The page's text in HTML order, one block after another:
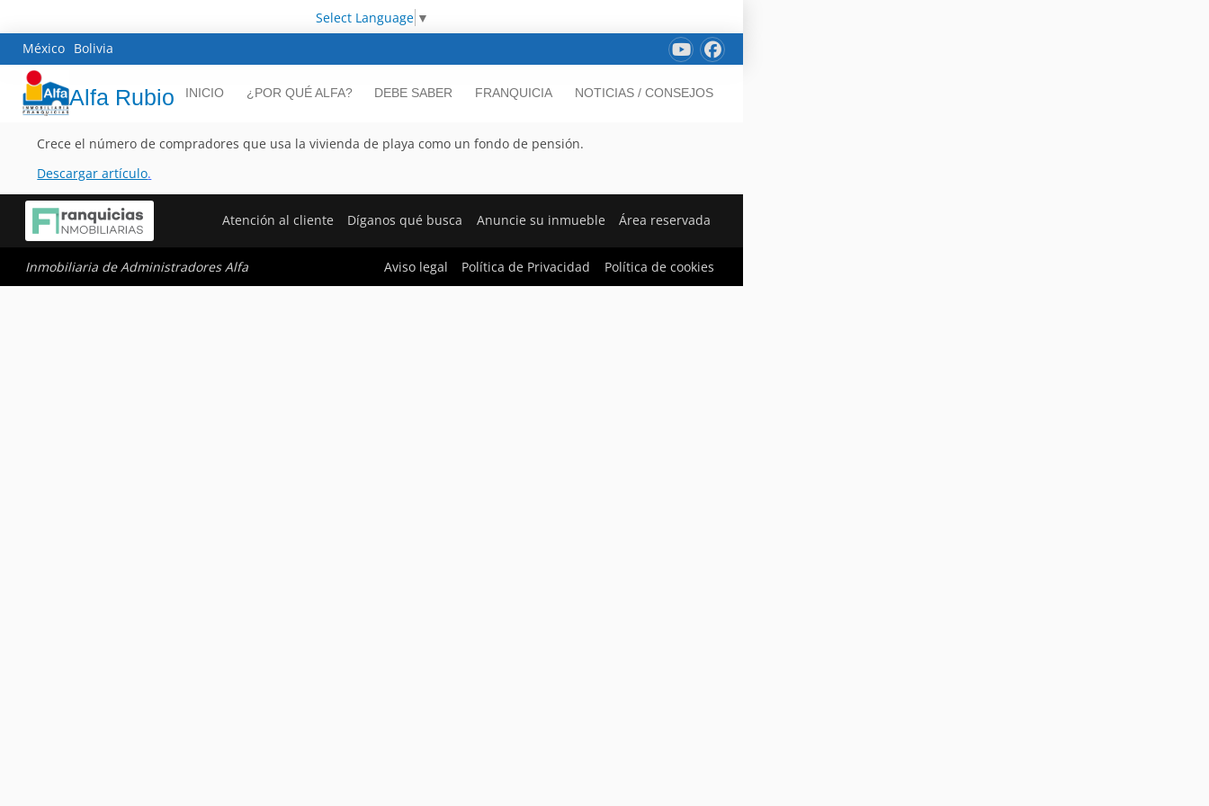
Select Language ▼
México Bolivia
Alfa Rubio INICIO ¿POR QUÉ ALFA? DEBE SABER FRANQUICIA NOTICIAS / CONSEJOS
Crece el número de compradores que usa la vivienda de playa como un fondo de pensión.
Descargar artículo.
Atención al cliente Díganos qué busca Anuncie su inmueble Área reservada
Inmobiliaria de Administradores Alfa Aviso legal Política de Privacidad Política de cookies